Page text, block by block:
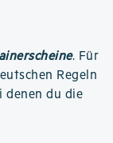
. Für
Regeln
denen du die